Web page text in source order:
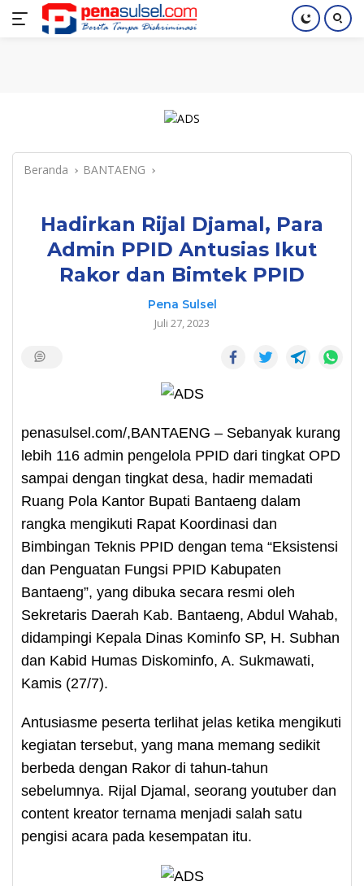
Langsung
Home Nasional Pendidikan Index
Beranda BANTAENG
Hadirkan Rijal Djamal, Para
Admin PPID Antusias Ikut
Rakor dan Bimtek PPID
Pena Sulsel
Juli 27, 2023
penasulsel.com/,BANTAENG – Sebanyak kurang
lebih 116 admin pengelola PPID dari tingkat OPD
sampai dengan tingkat desa, hadir memadati
Ruang Pola Kantor Bupati Bantaeng dalam
rangka mengikuti Rapat Koordinasi dan
Bimbingan Teknis PPID dengan tema “Eksistensi
dan Penguatan Fungsi PPID Kabupaten
Bantaeng”, yang dibuka secara resmi oleh
Sekretaris Daerah Kab. Bantaeng, Abdul Wahab,
didampingi Kepala Dinas Kominfo SP, H. Subhan
dan Kabid Humas Diskominfo, A. Sukmawati,
Kamis (27/7).
Antusiasme peserta terlihat jelas ketika mengikuti
kegiatan tersebut, yang mana memang sedikit
berbeda dengan Rakor di tahun-tahun
sebelumnya. Rijal Djamal, seorang youtuber dan
content kreator ternama menjadi salah satu
pengisi acara pada kesempatan itu.